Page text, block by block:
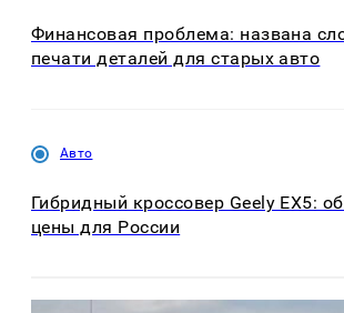
Финансовая проблема: названа
печати деталей для старых авто
Авто
Гибридный кроссовер Geely EX5:
цены для России